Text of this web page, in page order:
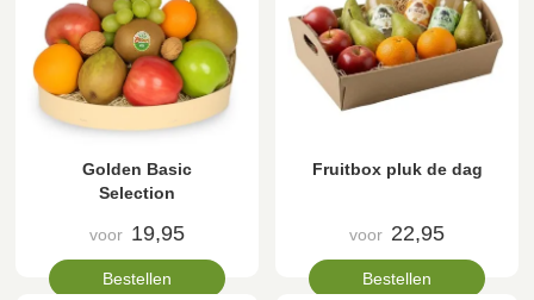
Golden Basic
Selection
voor 19,95
Bestellen
Fruitbox pluk de dag
voor 22,95
Bestellen